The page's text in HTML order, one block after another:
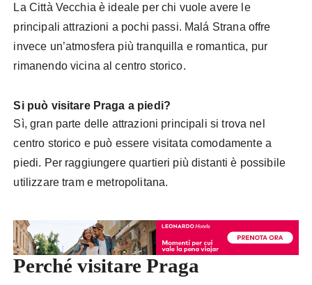
La Città Vecchia è ideale per chi vuole avere le
principali attrazioni a pochi passi. Malá Strana offre
invece un’atmosfera più tranquilla e romantica, pur
rimanendo vicina al centro storico.
Si può visitare Praga a piedi?
Sì, gran parte delle attrazioni principali si trova nel
centro storico e può essere visitata comodamente a
piedi. Per raggiungere quartieri più distanti è possibile
utilizzare tram e metropolitana.
Perché visitare Praga